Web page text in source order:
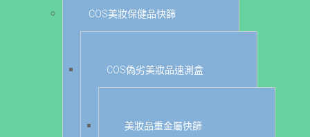
COS美妝保健品快篩
COS偽劣美妝品速測盒
美妝品重金屬快篩